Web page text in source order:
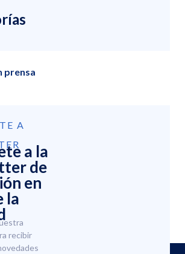
prensa
A
a la
de
en
la
recibir